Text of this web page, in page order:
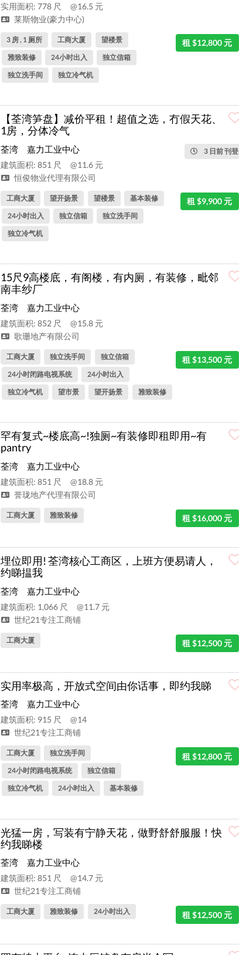
实用面积: 778 尺
@16.5 元
莱斯物业(豪力中心)
租 $12,800 元
3 房 , 1 厕所 工商大厦
望楼景
雅致装修
24小时出入
独立信箱
独立洗手间
独立冷气机
【荃湾笋盘】减价平租！超值之选，冇假天花、
1房，分体冷气
3 日前 刊登
荃湾 嘉力工业中心
建筑面积: 851 尺
@11.6 元
恒俊物业代理有限公司
租 $9,900 元
工商大厦 望开扬景 望楼景
基本装修
24小时出入
独立信箱
独立洗手间
独立冷气机
15尺9高楼底，有阁楼，有内厕，有装修，毗邻
南丰纱厂
荃湾 嘉力工业中心
建筑面积: 852 尺
@15.8 元
歌珊地产有限公司
租 $13,500 元
工商大厦 独立洗手间
独立信箱
24小时闭路电视系统
24小时出入
独立冷气机
望市景 望开扬景 雅致装修
罕有复式~楼底高~!独厕~有装修即租即用~有
pantry
荃湾 嘉力工业中心
建筑面积: 851 尺
@18.8 元
誉珑地产代理有限公司
租 $16,000 元
工商大厦 雅致装修
埋位即用! 荃湾核心工商区，上班方便易请人，
约睇揾我
荃湾 嘉力工业中心
建筑面积: 1,066 尺
@11.7 元
世纪21专注工商铺
租 $12,500 元
工商大厦
实用率极高，开放式空间由你话事，即约我睇
荃湾 嘉力工业中心
建筑面积: 915 尺
@14
世纪21专注工商铺
租 $12,800 元
工商大厦
独立洗手间
24小时闭路电视系统
独立信箱
独立冷气机
24小时出入 基本装修
光猛一房，写装有宁静天花，做野舒舒服服！快
约我睇楼
荃湾 嘉力工业中心
建筑面积: 851 尺
@14.7 元
世纪21专注工商铺
租 $12,500 元
工商大厦 雅致装修 24小时出入